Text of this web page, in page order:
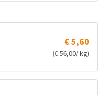
€ 5,60
(€ 56,00/ kg)